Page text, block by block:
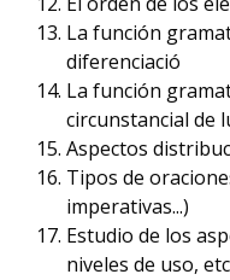
La función
diferenciació
La función
circunstancial de
Aspectos
Tipos de
imperativas...)
Estudio de los
niveles de uso,